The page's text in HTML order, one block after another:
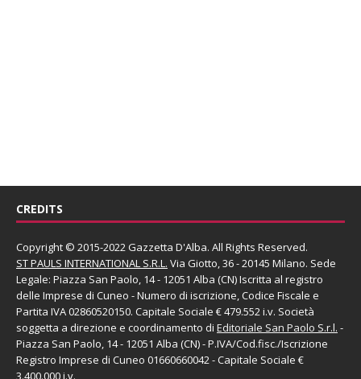
CREDITS
Copyright © 2015-2022 Gazzetta D'Alba. All Rights Reserved.
ST PAULS INTERNATIONAL S.R.L. Via Giotto, 36 - 20145 Milano. Sede
Legale: Piazza San Paolo, 14 - 12051 Alba (CN) Iscritta al registro
delle Imprese di Cuneo - Numero di iscrizione, Codice Fiscale e
Partita IVA 02860520150. Capitale Sociale € 479.552 i.v. Società
soggetta a direzione e coordinamento di Editoriale San Paolo S.r.l. -
Piazza San Paolo, 14 - 12051 Alba (CN) - P.IVA/Cod.fisc./Iscrizione
Registro Imprese di Cuneo 01660660042 - Capitale Sociale €
3.400.000 i.v.